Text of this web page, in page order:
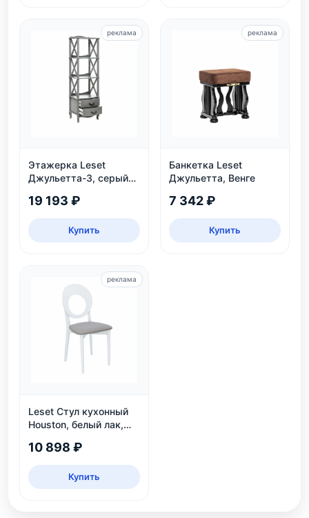
Этажерка Leset
Джульетта-3, серый
19 193 ₽
Купить
реклама
Банкетка Leset
Джульетта, Венге
7 342 ₽
Купить
реклама
Leset Стул кухонный
Houston, белый лак,
10 898 ₽
Купить
реклама